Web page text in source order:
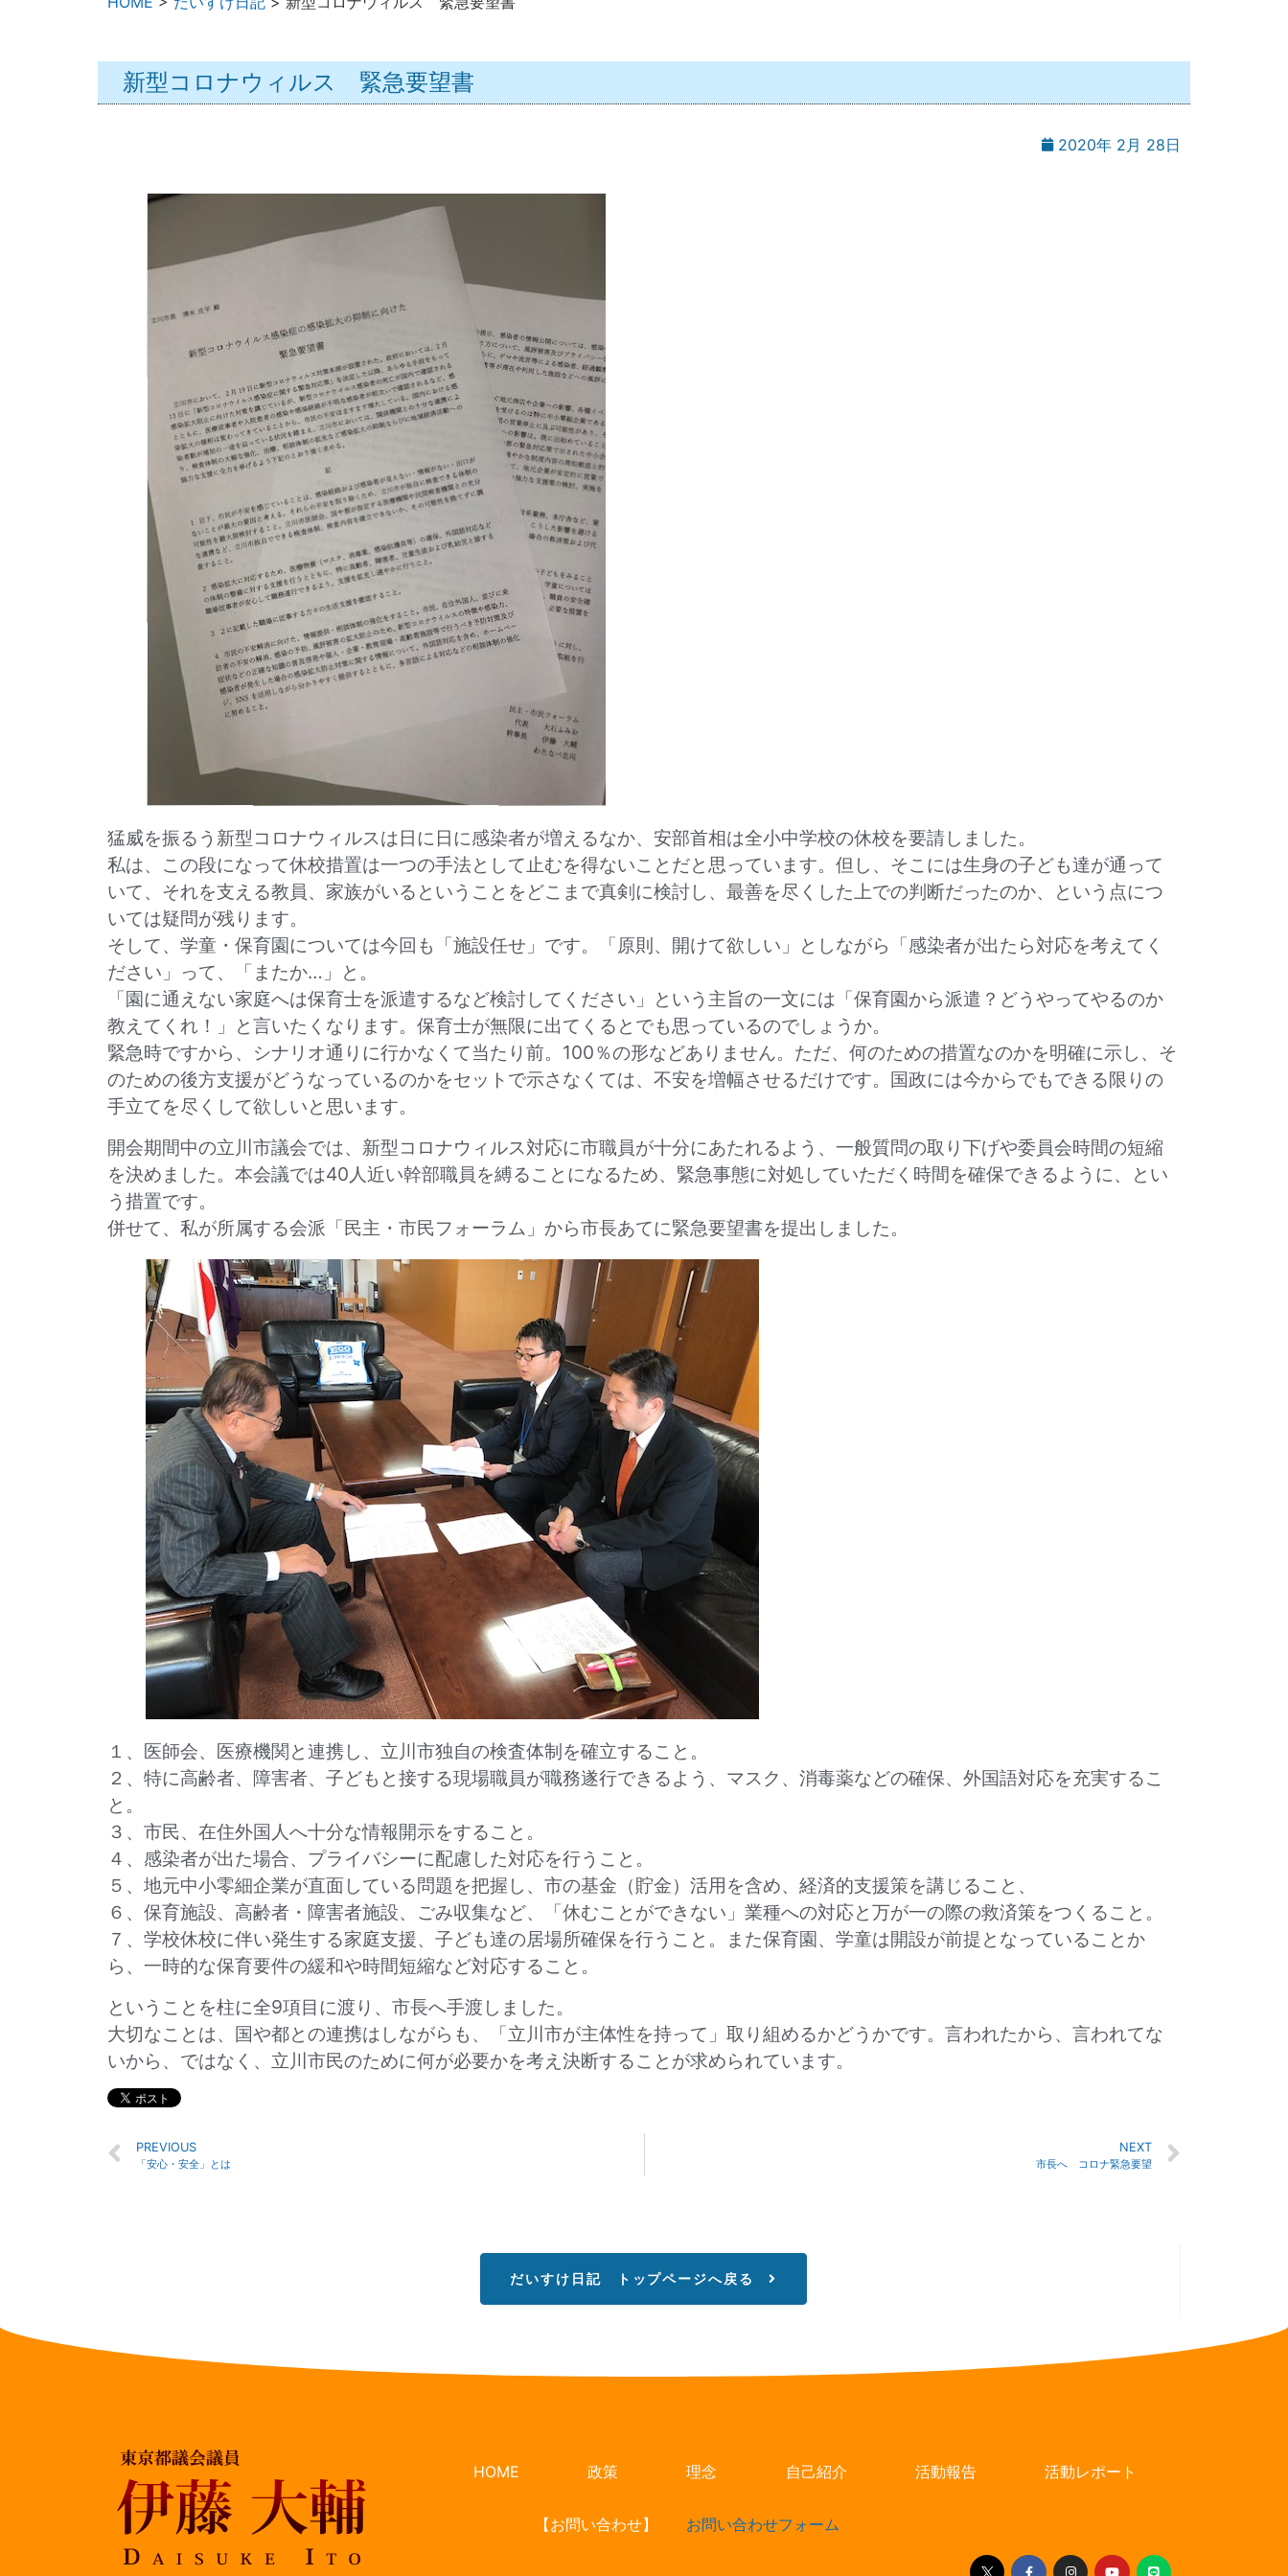
新型コロナウィルス 緊急要望書
2020年 2月 28日
猛威を振るう新型コロナウィルスは日に日に感染者が増えるなか、安部首相は全小中学校の休校を要請しました。
私は、この段になって休校措置は一つの手法として止むを得ないことだと思っています。但し、そこには生身の子ども達が通って
いて、それを支える教員、家族がいるということをどこまで真剣に検討し、最善を尽くした上での判断だったのか、という点につ
いては疑問が残ります。
そして、学童・保育園については今回も「施設任せ」です。「原則、開けて欲しい」としながら「感染者が出たら対応を考えてく
ださい」って、「またか…」と。
「園に通えない家庭へは保育士を派遣するなど検討してください」という主旨の一文には「保育園から派遣？どうやってやるのか
教えてくれ！」と言いたくなります。保育士が無限に出てくるとでも思っているのでしょうか。
緊急時ですから、シナリオ通りに行かなくて当たり前。100％の形などありません。ただ、何のための措置なのかを明確に示し、そ
のための後方支援がどうなっているのかをセットで示さなくては、不安を増幅させるだけです。国政には今からでもできる限りの
手立てを尽くして欲しいと思います。
開会期間中の立川市議会では、新型コロナウィルス対応に市職員が十分にあたれるよう、一般質問の取り下げや委員会時間の短縮
を決めました。本会議では40人近い幹部職員を縛ることになるため、緊急事態に対処していただく時間を確保できるように、とい
う措置です。
併せて、私が所属する会派「民主・市民フォーラム」から市長あてに緊急要望書を提出しました。
１、医師会、医療機関と連携し、立川市独自の検査体制を確立すること。
２、特に高齢者、障害者、子どもと接する現場職員が職務遂行できるよう、マスク、消毒薬などの確保、外国語対応を充実するこ
と。
３、市民、在住外国人へ十分な情報開示をすること。
４、感染者が出た場合、プライバシーに配慮した対応を行うこと。
５、地元中小零細企業が直面している問題を把握し、市の基金（貯金）活用を含め、経済的支援策を講じること、
６、保育施設、高齢者・障害者施設、ごみ収集など、「休むことができない」業種への対応と万が一の際の救済策をつくること。
７、学校休校に伴い発生する家庭支援、子ども達の居場所確保を行うこと。また保育園、学童は開設が前提となっていることか
ら、一時的な保育要件の緩和や時間短縮など対応すること。
ということを柱に全9項目に渡り、市長へ手渡しました。
大切なことは、国や都との連携はしながらも、「立川市が主体性を持って」取り組めるかどうかです。言われたから、言われてな
いから、ではなく、立川市民のために何が必要かを考え決断することが求められています。
PREVIOUS
「安心・安全」とは
NEXT
市長へ コロナ緊急要望
だいすけ日記 トップページへ戻る
HOME 政策 理念 自己紹介 活動報告 活動レポート
【お問い合わせ】 お問い合わせフォーム